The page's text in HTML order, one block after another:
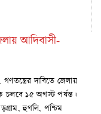
আদিবাসী-
দাবিতে জেলায়
চলবে ১৫ অগস্ট পর্যন্ত।
হুগলি, পশ্চিম